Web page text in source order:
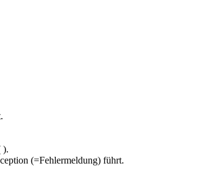
).
(=Fehlermeldung) führt.